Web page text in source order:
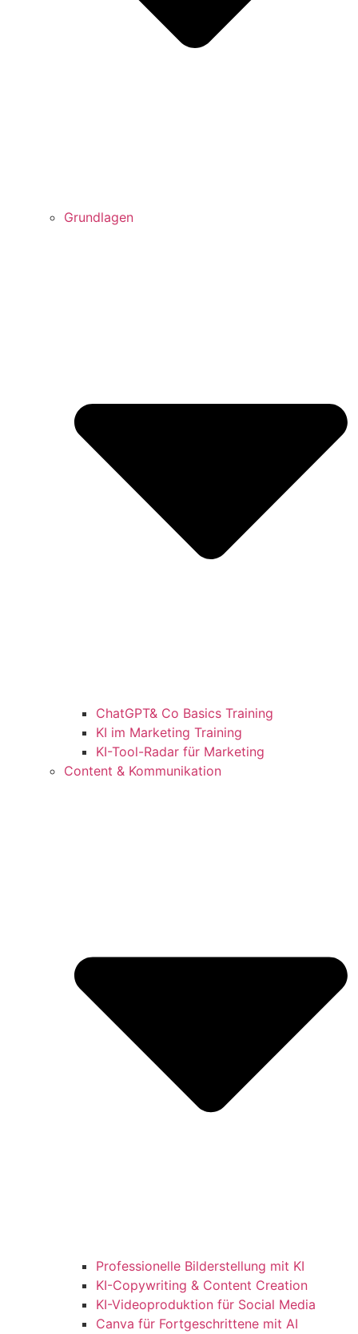
Grundlagen
ChatGPT& Co Basics Training
KI im Marketing Training
KI-Tool-Radar für Marketing
Content & Kommunikation
Professionelle Bilderstellung mit KI
KI-Copywriting & Content Creation
KI-Videoproduktion für Social Media
Canva für Fortgeschrittene mit AI